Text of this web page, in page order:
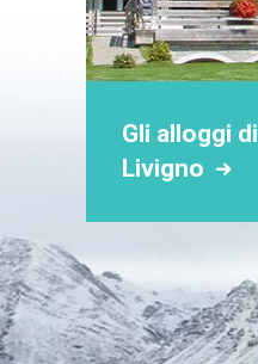
Gli alloggi di
Livigno